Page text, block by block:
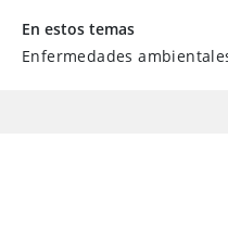
En estos temas
Enfermedades